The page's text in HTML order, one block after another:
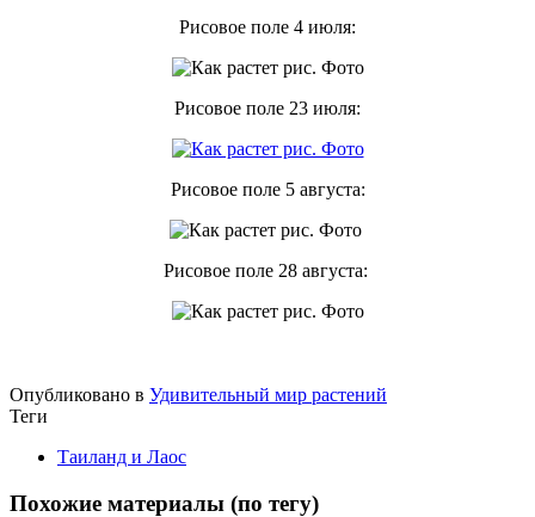
Рисовое поле 4 июля:
Рисовое поле 23 июля:
Рисовое поле 5 августа:
Рисовое поле 28 августа:
Опубликовано в Удивительный мир растений
Теги
Таиланд и Лаос
Похожие материалы (по тегу)